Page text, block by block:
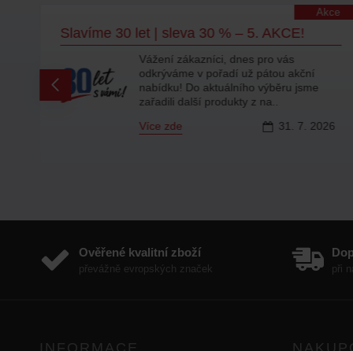
Slavíme 30 let | sleva 30 % – 5. AKCE!
Akce
31. 7. 2026
Vážení zákazníci, dnes pro vás
odkrýváme v pořadí už pátou akční
nabídku! Do aktuálního výběru jsme
zařadili další produkty z na..
Více zde
Ověřené kvalitní zboží
převážně evropských značek při